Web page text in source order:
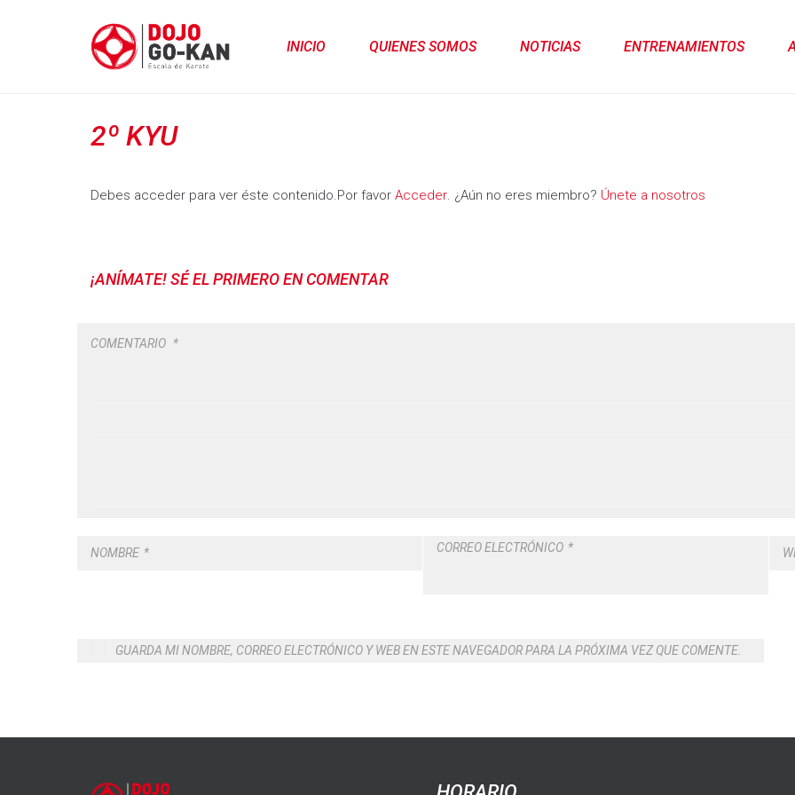
INICIO QUIENES SOMOS NOTICIAS ENTRENAMIENTOS
2º KYU
Debes acceder para ver éste contenido.Por favor Acceder . ¿Aún no eres miembro? Únete a nosotros
¡ANÍMATE! SÉ EL PRIMERO EN COMENTAR
COMENTARIO *
NOMBRE * CORREO ELECTRÓNICO *
GUARDA MI NOMBRE, CORREO ELECTRÓNICO Y WEB EN ESTE NAVEGADOR PARA LA PRÓXIMA VEZ QUE COMENTE.